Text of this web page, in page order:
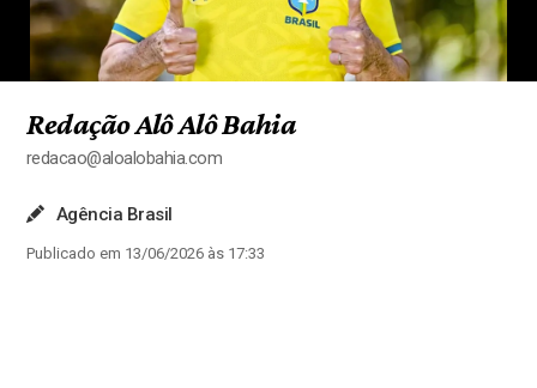
Redação Alô Alô Bahia
redacao@aloalobahia.com
Agência Brasil
Publicado em 13/06/2026 às 17:33